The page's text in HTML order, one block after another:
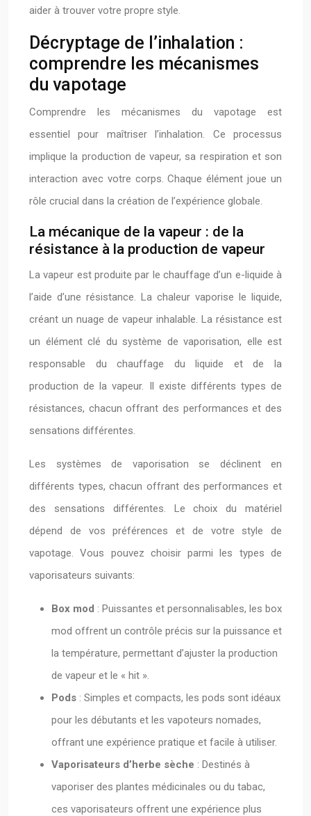
aider à trouver votre propre style.
Décryptage de l’inhalation :
comprendre les mécanismes
du vapotage
Comprendre les mécanismes du vapotage est
essentiel pour maîtriser l’inhalation. Ce processus
implique la production de vapeur, sa respiration et son
interaction avec votre corps. Chaque élément joue un
rôle crucial dans la création de l’expérience globale.
La mécanique de la vapeur : de la
résistance à la production de vapeur
La vapeur est produite par le chauffage d’un e-liquide à
l’aide d’une résistance. La chaleur vaporise le liquide,
créant un nuage de vapeur inhalable. La résistance est
un élément clé du système de vaporisation, elle est
responsable du chauffage du liquide et de la
production de la vapeur. Il existe différents types de
résistances, chacun offrant des performances et des
sensations différentes.
Les systèmes de vaporisation se déclinent en
différents types, chacun offrant des performances et
des sensations différentes. Le choix du matériel
dépend de vos préférences et de votre style de
vapotage. Vous pouvez choisir parmi les types de
vaporisateurs suivants:
Box mod : Puissantes et personnalisables, les box
mod offrent un contrôle précis sur la puissance et
la température, permettant d’ajuster la production
de vapeur et le « hit ».
Pods : Simples et compacts, les pods sont idéaux
pour les débutants et les vapoteurs nomades,
offrant une expérience pratique et facile à utiliser.
Vaporisateurs d’herbe sèche : Destinés à
vaporiser des plantes médicinales ou du tabac,
ces vaporisateurs offrent une expérience plus